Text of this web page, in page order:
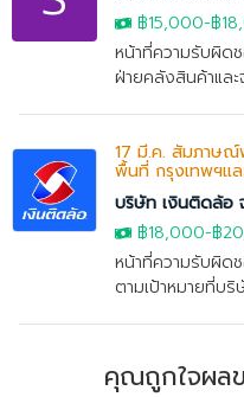
฿15,000-฿
หน้าที่ความรับผิด
ฝ่ายคลังสินค้าแล
17 มี.ค. สัมภาษณ์
พื้นที่ กรุงเทพฯแล
บริษัท เงินติดล้อ
฿18,000-฿
หน้าที่ความรับผิด
ตามเป้าหมายที่บริ
คุณถูกใจผล